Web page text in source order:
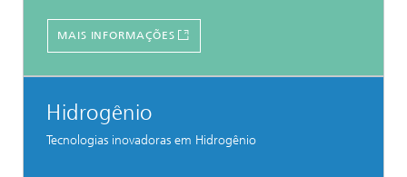
MAIS INFORMAÇÕES
Hidrogênio
Tecnologias inovadoras em Hidrogênio